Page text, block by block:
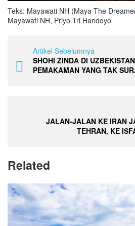
Teks: Mayawati NH (Maya The
Mayawati NH, Priyo Tri Handoyo
Artikel Sebelumnya
SHOHI ZINDA DI
PEMAKAMAN YANG TAK
JALAN-JALAN KE IRAN
TEHRAN, KE
Related